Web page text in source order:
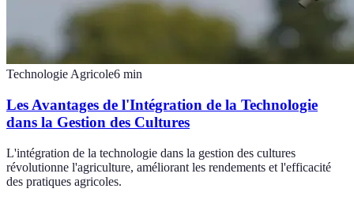
Technologie Agricole6 min
Les Avantages de l'Intégration de la Technologie
dans la Gestion des Cultures
L'intégration de la technologie dans la gestion des cultures
révolutionne l'agriculture, améliorant les rendements et l'efficacité
des pratiques agricoles.